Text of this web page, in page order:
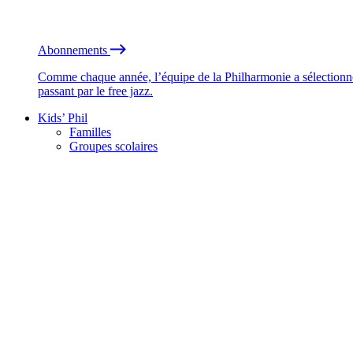
Abonnements
Comme chaque année, l’équipe de la Philharmonie a
passant par le free jazz.
Kids’ Phil
Familles
Groupes scolaires